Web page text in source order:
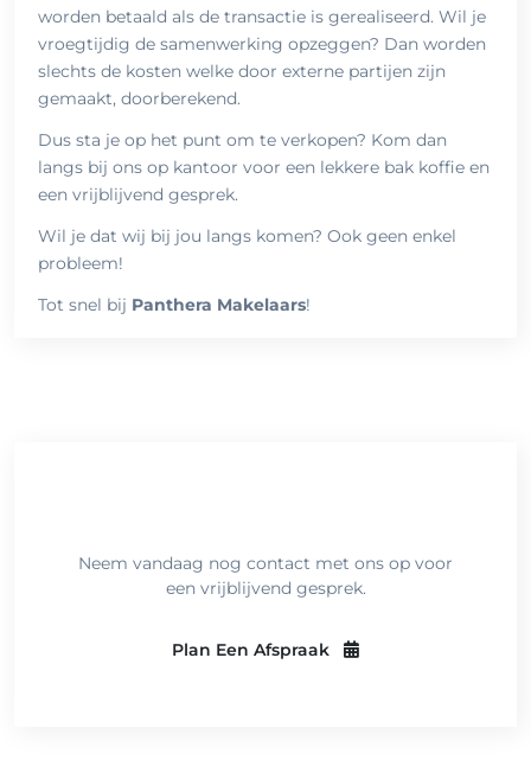
worden betaald als de transactie is gerealiseerd. Wil je
vroegtijdig de samenwerking opzeggen? Dan worden
slechts de kosten welke door externe partijen zijn
gemaakt, doorberekend.
Dus sta je op het punt om te verkopen? Kom dan
langs bij ons op kantoor voor een lekkere bak koffie en
een vrijblijvend gesprek.
Wil je dat wij bij jou langs komen? Ook geen enkel
probleem!
Tot snel bij Panthera Makelaars!
Neem vandaag nog contact met ons op voor
een vrijblijvend gesprek.
Plan Een Afspraak